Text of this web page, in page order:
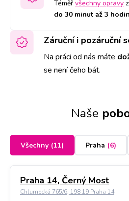
Téměř všechny opravy
do 30 minut až 3
Záruční i pozáruční
Na práci od nás máte
se není čeho bát.
Naše
Všechny (11) Praha (6)
Praha 14, Černý Most
Chlumecká 765/6, 198 19 Praha 14